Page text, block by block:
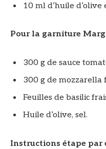
10 ml d’huile
Pour la garniture
300 g de sauce
300 g de
Feuilles de basilic
Huile d’olive, sel.
Instructions étape par